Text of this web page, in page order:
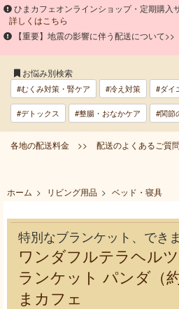
ひまカフェオンラインショップ・定期購
詳しくはこちら
【重要】地震の影響に伴う配送について>>
お悩み別検索
#むくみ対策・腎ケア #冷え対策 #ダイ
#デトックス #整腸・おなかケア #関節
各地の配送料金 >> 配送のよくあるご質
ホーム > リビング用品 > ベッド・寝具
特別なブランケット、でき
ワンダフルテラヘル
ランケット パンダ（
まカフェ